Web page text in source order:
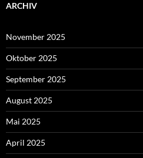
ARCHIV
November 2025
Oktober 2025
September 2025
August 2025
Mai 2025
April 2025